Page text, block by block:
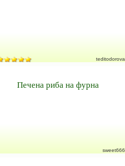
teditodorova
Печена риба на фурна
sweet666